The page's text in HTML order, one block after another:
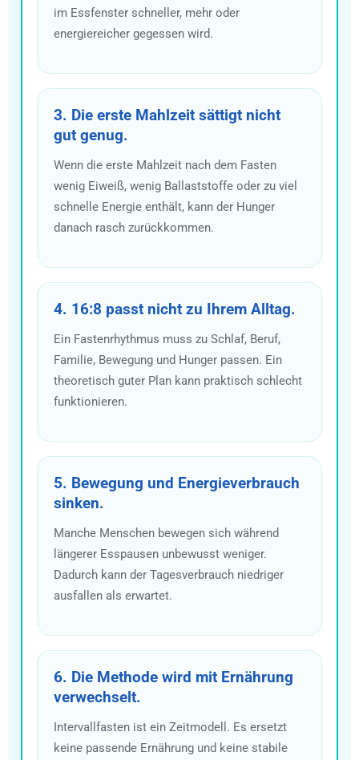
im Essfenster schneller, mehr oder
energiereicher gegessen wird.
3. Die erste Mahlzeit sättigt nicht
gut genug.
Wenn die erste Mahlzeit nach dem Fasten
wenig Eiweiß, wenig Ballaststoffe oder zu viel
schnelle Energie enthält, kann der Hunger
danach rasch zurückkommen.
4. 16:8 passt nicht zu Ihrem Alltag.
Ein Fastenrhythmus muss zu Schlaf, Beruf,
Familie, Bewegung und Hunger passen. Ein
theoretisch guter Plan kann praktisch schlecht
funktionieren.
5. Bewegung und Energieverbrauch
sinken.
Manche Menschen bewegen sich während
längerer Esspausen unbewusst weniger.
Dadurch kann der Tagesverbrauch niedriger
ausfallen als erwartet.
6. Die Methode wird mit Ernährung
verwechselt.
Intervallfasten ist ein Zeitmodell. Es ersetzt
keine passende Ernährung und keine stabile